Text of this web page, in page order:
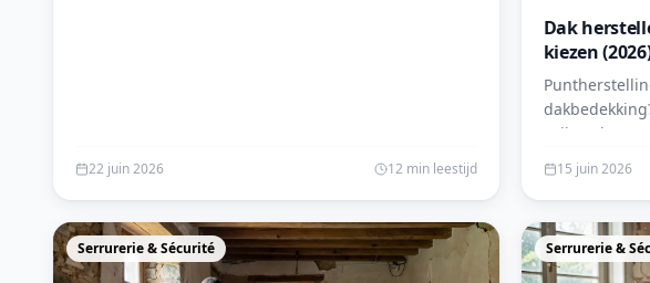
22 juin 2026 12 min leestijd
Dak
kiezen
prijsvorken
15 juin 2026
Serrurerie & Sécurité Serrurerie &